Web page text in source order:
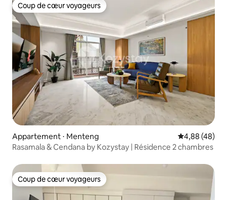
Coup de cœur voyageurs
Coup de cœur voyageurs
Appartement ⋅ Menteng Évaluation
4,88 (48)
Rasamala & Cendana by Kozystay | Résidence 2 chambres
Coup de cœur voyageurs
Coup de cœur voyageurs